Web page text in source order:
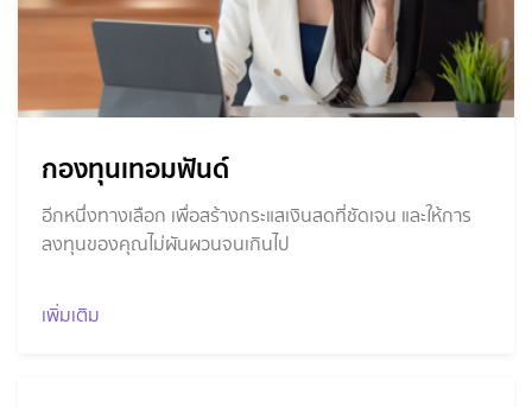
กองทุนเทอมฟันด์
อีกหนึ่งทางเลือก เพื่อสร้างกระแสเงินสดที่ชัดเจน และให้การ
ลงทุนของคุณไม่ผันผวนจนเกินไป
เพิ่มเติม